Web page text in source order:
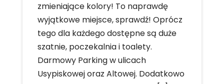
zmieniające kolory! To naprawdę
wyjątkowe miejsce, sprawdź! Oprócz
tego dla każdego dostępne są duże
szatnie, poczekalnia i toalety.
Darmowy Parking w ulicach
Usypiskowej oraz Altowej. Dodatkowo